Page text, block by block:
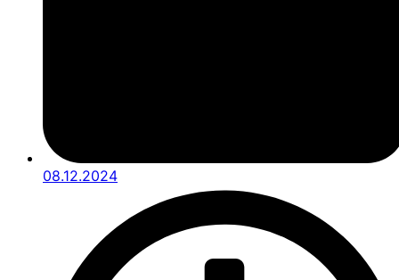
08.12.2024